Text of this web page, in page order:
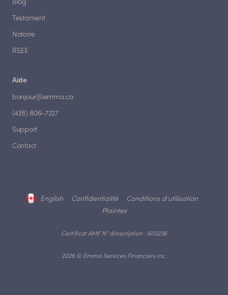
Blog
Testament
Notaire
REEE
Aide
bonjour@emma.ca
(438) 806-7227
Support
Contact
2026 © Emma Services Financiers inc.
Certificat AMF N° d'inscription : 603236
English Confidentialité
Conditions d'utilisation
Plaintes